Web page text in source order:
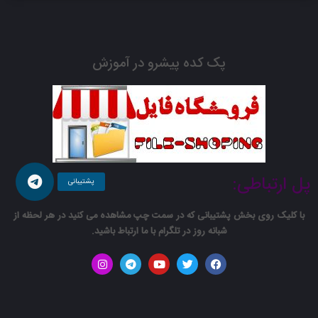
دانلود دوره مدار ثروت دکتر کاویانیخواهید دانست که خیلی از
شرایطی که در زندگی ما ایجاد میشود، افرادی که در سر راه تان قرار
میگیرند، ایده هایی که به ذهن شما میرسد،موقعیت ها و فرصت هایی
که در آن قرار میگیرید همگی از باورهای ما شروع می شوند .
اما سوال مهم اینجاست چطور باخرید دوره مدار ثروت دکتر کاویانی
سبد
پک کده پیشرو در آموزش
پل ارتباطی:
با کلیک روی بخش پشتیبانی که در سمت چپ مشاهده می کنید در هر لحظه از
شبانه روز در تلگرام با ما ارتباط باشید.